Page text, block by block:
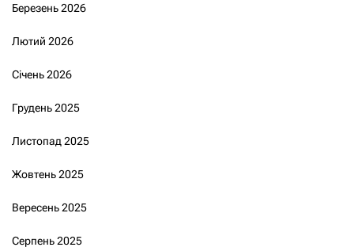
Березень 2026
Лютий 2026
Січень 2026
Грудень 2025
Листопад 2025
Жовтень 2025
Вересень 2025
Серпень 2025